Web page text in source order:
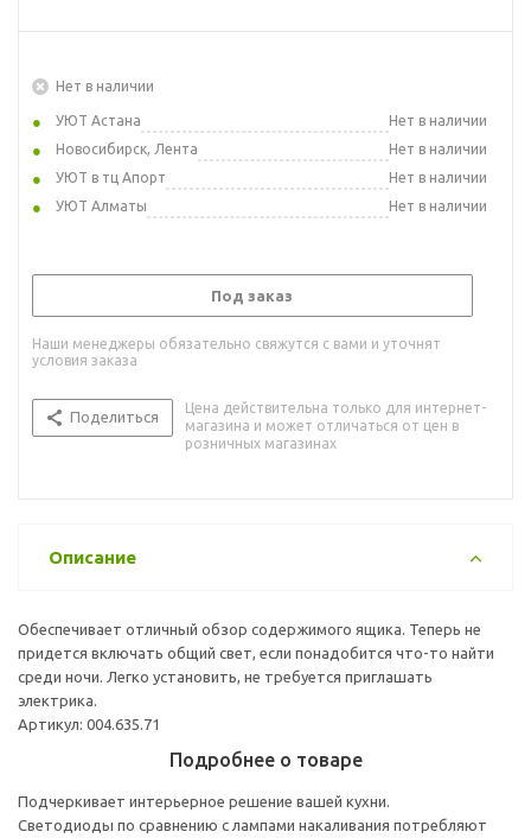
Нет в наличии
УЮТ Астана
Нет в наличии
Новосибирск, Лента
Нет в наличии
УЮТ в тц Апорт
Нет в наличии
УЮТ Алматы
Нет в наличии
Под заказ
Наши менеджеры обязательно свяжутся с вами и уточнят
условия заказа
Поделиться
Цена действительна только для интернет-
магазина и может отличаться от цен в
розничных магазинах
Описание
Обеспечивает отличный обзор содержимого ящика. Теперь не
придется включать общий свет, если понадобится что-то найти
среди ночи. Легко установить, не требуется приглашать
электрика.
Артикул: 004.635.71
Подробнее о товаре
Подчеркивает интерьерное решение вашей кухни.
Светодиоды по сравнению с лампами накаливания потребляют